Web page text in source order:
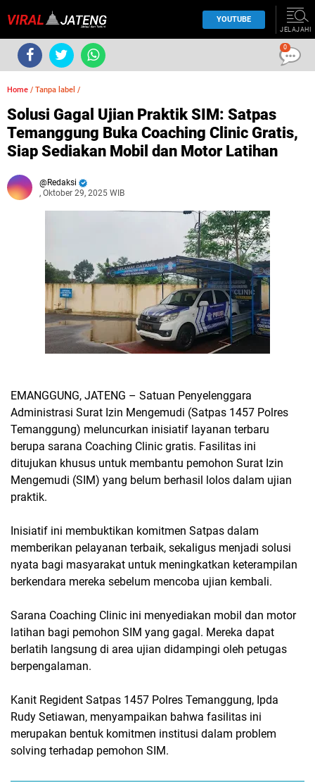
YOUTUBE
JELAJAHI
Home / Tanpa label /
Solusi Gagal Ujian Praktik SIM: Satpas
Temanggung Buka Coaching Clinic Gratis,
Siap Sediakan Mobil dan Motor Latihan
Redaksi
, Oktober 29, 2025 WIB
EMANGGUNG, JATENG – Satuan Penyelenggara
Administrasi Surat Izin Mengemudi (Satpas 1457 Polres
Temanggung) meluncurkan inisiatif layanan terbaru
berupa sarana Coaching Clinic gratis. Fasilitas ini
ditujukan khusus untuk membantu pemohon Surat Izin
Mengemudi (SIM) yang belum berhasil lolos dalam ujian
praktik.
Inisiatif ini membuktikan komitmen Satpas dalam
memberikan pelayanan terbaik, sekaligus menjadi solusi
nyata bagi masyarakat untuk meningkatkan keterampilan
berkendara mereka sebelum mencoba ujian kembali.
Sarana Coaching Clinic ini menyediakan mobil dan motor
latihan bagi pemohon SIM yang gagal. Mereka dapat
berlatih langsung di area ujian didampingi oleh petugas
berpengalaman.
Kanit Regident Satpas 1457 Polres Temanggung, Ipda
Rudy Setiawan, menyampaikan bahwa fasilitas ini
merupakan bentuk komitmen institusi dalam problem
solving terhadap pemohon SIM.
0